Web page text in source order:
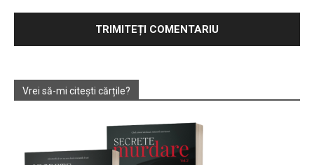
Vrei să-mi citești cărțile?